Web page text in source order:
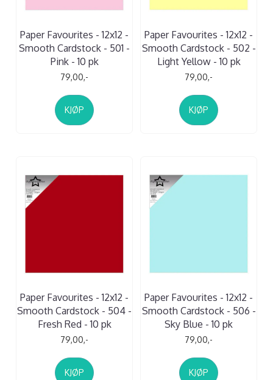
Paper Favourites - 12x12 -
Smooth Cardstock - 501 -
Pink - 10 pk
79,00,-
KJØP
Paper Favourites - 12x12 -
Smooth Cardstock - 502 -
Light Yellow - 10 pk
79,00,-
KJØP
Paper Favourites - 12x12 -
Smooth Cardstock - 504 -
Fresh Red - 10 pk
79,00,-
KJØP
Paper Favourites - 12x12 -
Smooth Cardstock - 506 -
Sky Blue - 10 pk
79,00,-
KJØP